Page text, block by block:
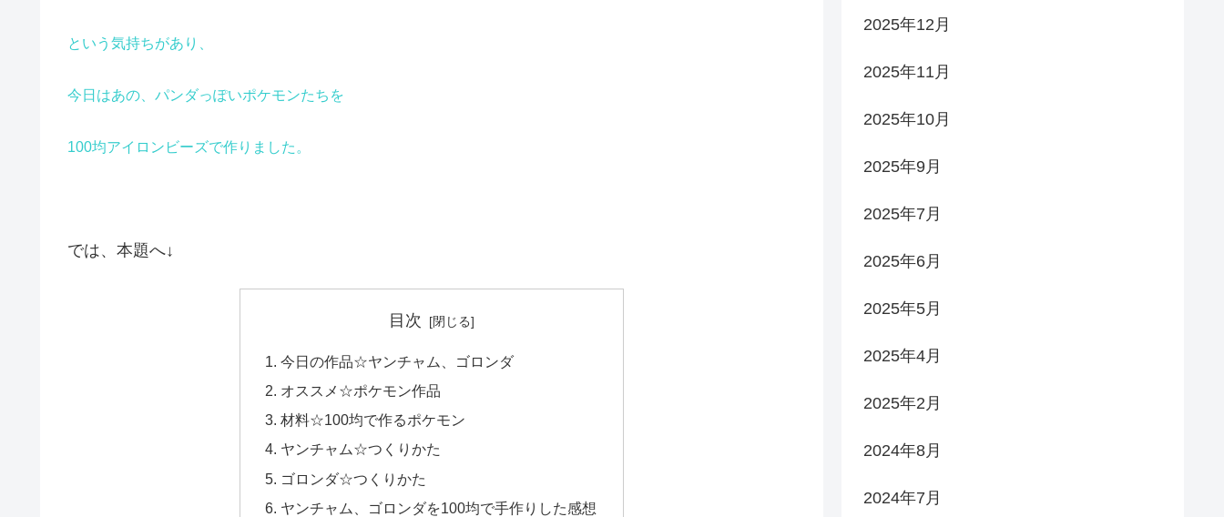
という気持ちがあり、
今日はあの、パンダっぽいポケモンたちを
100均アイロンビーズで作りました。
では、本題へ↓
目次
今日の作品☆ヤンチャム、ゴロンダ
オススメ☆ポケモン作品
材料☆100均で作るポケモン
ヤンチャム☆つくりかた
ゴロンダ☆つくりかた
ヤンチャム、ゴロンダを100均で手作りした感想
2025年12月
2025年11月
2025年10月
2025年9月
2025年7月
2025年6月
2025年5月
2025年4月
2025年2月
2024年8月
2024年7月